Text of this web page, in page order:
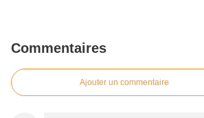
Commentaires
Ajouter un commentaire